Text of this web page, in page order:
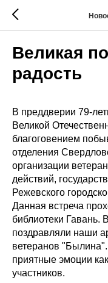
Великая
радость
В преддверии 79-
Великой
благоговением
отделения
организации
действий,
Режевского
Данная встреча
библиотеки Гавань.
поздравляли наши
ветеранов
приятные эмоции
участников.